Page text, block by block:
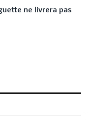
ne livrera pas